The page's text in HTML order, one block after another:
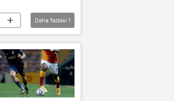
Daha fazlası 1